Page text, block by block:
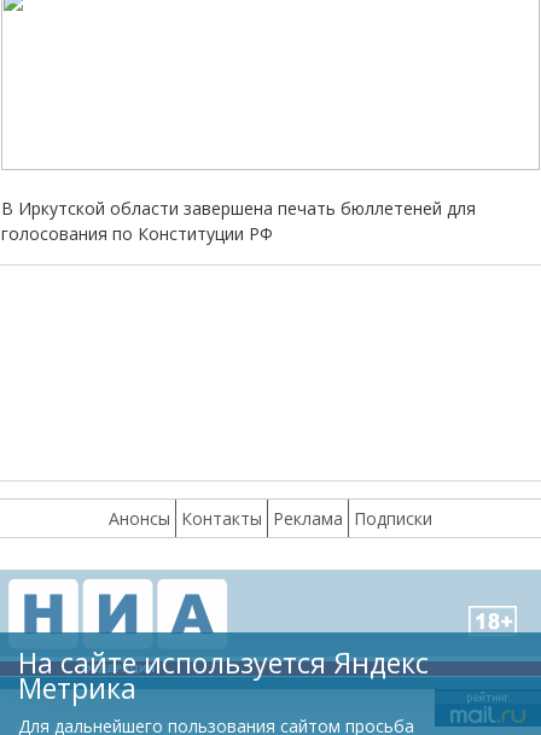
В Иркутской области завершена печать бюллетеней для
голосования по Конституции РФ
Анонсы Контакты Реклама Подписки
На сайте используется Яндекс
Метрика
Для дальнейшего пользования сайтом просьба